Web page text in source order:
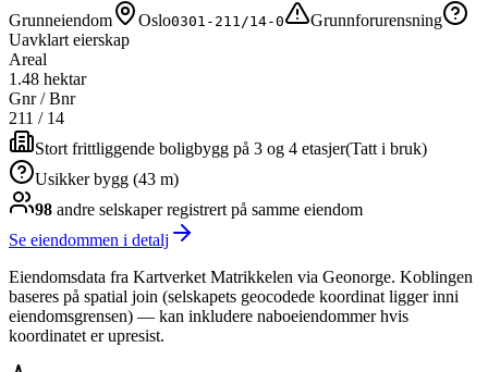
Grunneiendom
Oslo0301-211/14-0
Grunnforurensning
Uavklart eierskap
Areal
1.48 hektar
Gnr / Bnr
211 / 14
Stort frittliggende boligbygg på 3 og 4 etasjer(Tatt i bruk)
Usikker bygg (43 m)
98 andre selskaperregistrert på samme eiendom
Se eiendommen i detalj
Eiendomsdata fra Kartverket Matrikkelen via Geonorge. Koblingen
baseres på spatial join (selskapets geocodede koordinat ligger inni
eiendomsgrensen) — kan inkludere naboeiendommer hvis
koordinatet er upresist.